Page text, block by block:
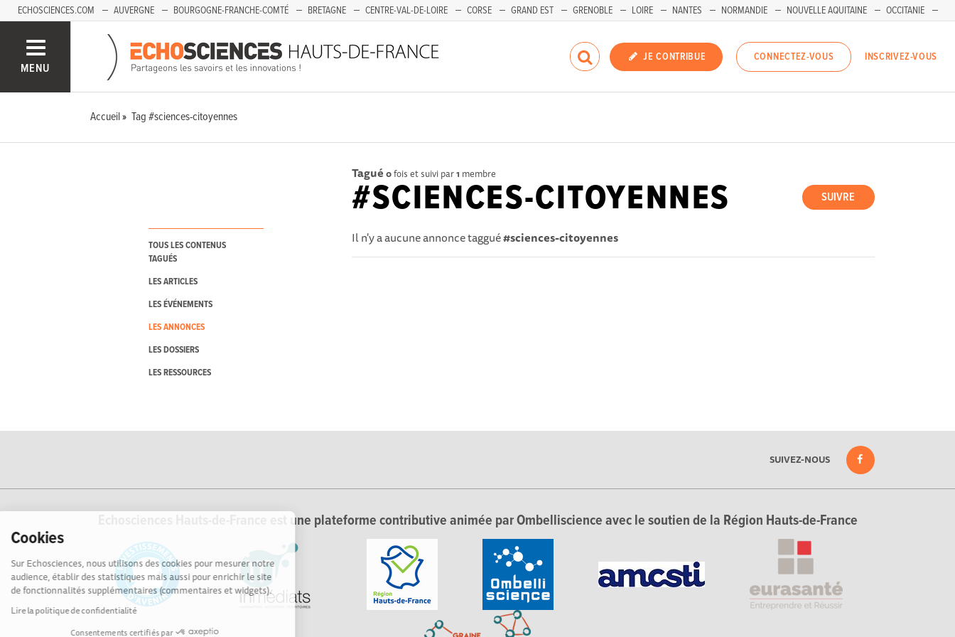
Cookies
Sur Echosciences, nous utilisons des cookies pour mesurer notre
audience, établir des statistiques mais aussi pour enrichir le site
de fonctionnalités supplémentaires (commentaires et widgets).
Lire la politique de confidentialité
Consentements certifiés par
ECHOSCIENCES.COM AUVERGNE BOURGOGNE-FRANCHE-COMTÉ BRETAGNE CENTRE-VAL-DE-LOIRE CORSE GRAND EST GRENOBLE LOIRE NANTES NORMANDIE NOUVELLE AQUITAINE
OCCITANIE
SAVOIE MONT-BLANC
MENU
JE CONTRIBUE CONNECTEZ-VOUS INSCRIVEZ-VOUS
Accueil Tag #sciences-citoyennes
TOUS LES CONTENUS
TAGUÉS
LES ARTICLES
LES ÉVÉNEMENTS
LES ANNONCES
LES DOSSIERS
LES RESSOURCES
Tagué 0fois et suivi par1 membre
SUIVRE
#SCIENCES-CITOYENNES
Il n'y a aucune annonce taggué#sciences-citoyennes
SUIVEZ-NOUS
Echosciences Hauts-de-France est une plateforme contributive animée par Ombelliscience avec le soutien de la Région Hauts-de-France